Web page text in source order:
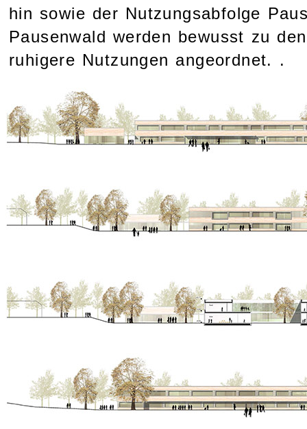
hin sowie der Nutzungsabfolge
Pausenwald werden bewusst zu
ruhigere Nutzungen angeordnet. .